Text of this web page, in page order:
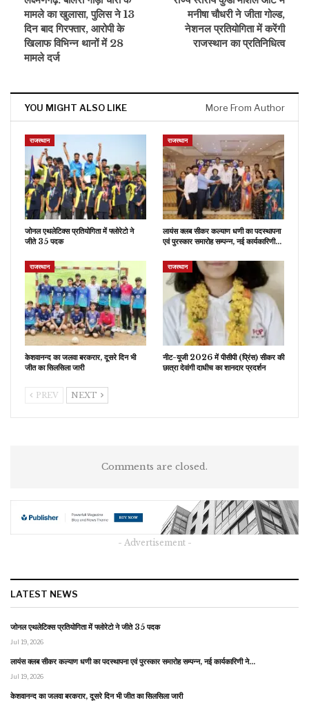
मामले का खुलासा, पुलिस ने 13
दिन बाद गिरफ्तार, आरोपी के
खिलाफ विभिन्न थानों में 28
मामले दर्ज
मनीषा चौधरी ने जीता गोल्ड,
नेशनल प्रतियोगिता में करेंगी
राजस्थान का प्रतिनिधित्व
YOU MIGHT ALSO LIKE More From Author
राजस्थान
जोनल एथलेटिक्स प्रतियोगिता में फ्लोरेटो ने
जीते 35 पदक
राजस्थान
लायंस क्लब सीकर कल्याण धणी का पदस्थापना
एवं पुरस्कार समारोह सम्पन्न, नई कार्यकारिणी…
राजस्थान
केशवानन्द का जलवा बरकरार, दूसरे दिन भी
जीत का सिलसिला जारी
राजस्थान
नीट-यूजी 2026 में पीसीपी (प्रिंस) सीकर की
छात्रा देवांगी दाधीच का शानदार प्रदर्शन
PREV NEXT
Comments are closed.
- Advertisement -
LATEST NEWS
जोनल एथलेटिक्स प्रतियोगिता में फ्लोरेटो ने जीते 35 पदक
Jul 19, 2026
लायंस क्लब सीकर कल्याण धणी का पदस्थापना एवं पुरस्कार समारोह सम्पन्न, नई कार्यकारिणी ने…
Jul 19, 2026
केशवानन्द का जलवा बरकरार, दूसरे दिन भी जीत का सिलसिला जारी